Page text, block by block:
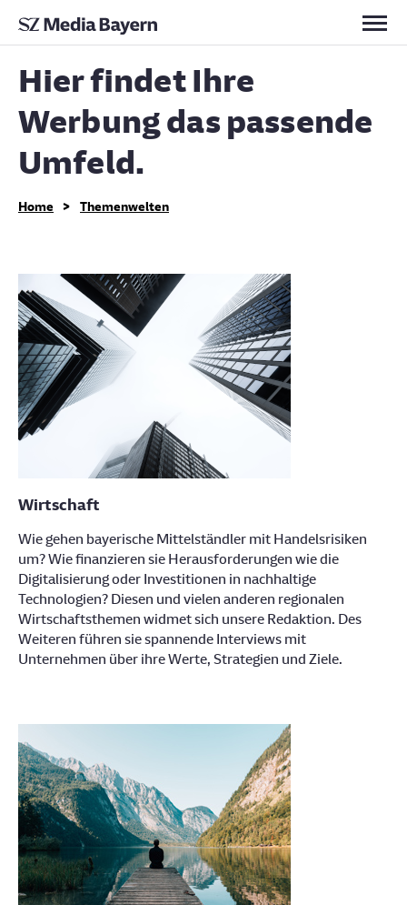
Hier findet Ihre
Werbung das passende
Umfeld.
Home > Themenwelten
Wirtschaft
Wie gehen bayerische Mittelständler mit Handelsrisiken
um? Wie finanzieren sie Herausforderungen wie die
Digitalisierung oder Investitionen in nachhaltige
Technologien? Diesen und vielen anderen regionalen
Wirtschaftsthemen widmet sich unsere Redaktion. Des
Weiteren führen sie spannende Interviews mit
Unternehmen über ihre Werte, Strategien und Ziele.